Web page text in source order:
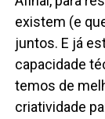
existem (e
juntos. E já
capacidade
temos de
criatividade